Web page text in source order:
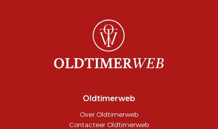
Oldtimerweb
Over Oldtimerweb
Contacteer Oldtimerweb